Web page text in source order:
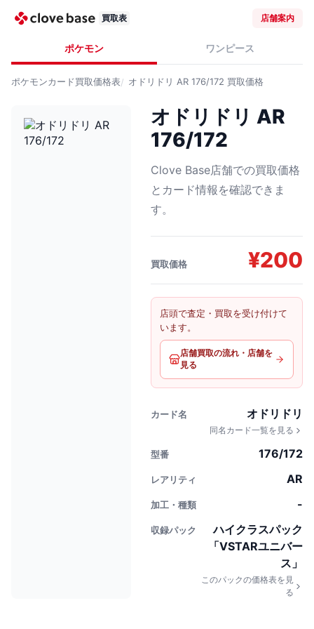
買取表 店舗案内
ポケモン ワンピース
ポケモンカード買取価格表 オドリドリ AR 176/172 買取価格
オドリドリ AR
176/172
Clove Base店舗での買取価格
とカード情報を確認できま
す。
買取価格 ¥200
店頭で査定・買取を受け付けて
います。
店舗買取の流れ・店舗を
見る
カード名 オドリドリ
同名カード一覧を見る
型番 176/172
レアリティ AR
加工・種類 -
収録パック
ハイクラスパック
「VSTARユニバー
ス」
このパックの価格表を見
る